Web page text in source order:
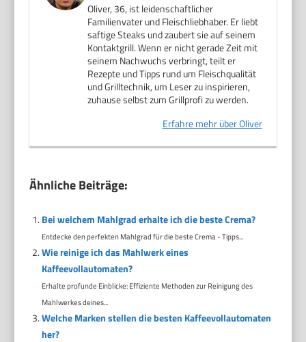
Oliver, 36, ist leidenschaftlicher
Familienvater und Fleischliebhaber. Er liebt
saftige Steaks und zaubert sie auf seinem
Kontaktgrill. Wenn er nicht gerade Zeit mit
seinem Nachwuchs verbringt, teilt er
Rezepte und Tipps rund um Fleischqualität
und Grilltechnik, um Leser zu inspirieren,
zuhause selbst zum Grillprofi zu werden.
Erfahre mehr über Oliver
Ähnliche Beiträge:
Bei welchem Mahlgrad erhalte ich die beste Crema?
Entdecke den perfekten Mahlgrad für die beste Crema - Tipps...
Wie reinige ich das Mahlwerk eines
Kaffeevollautomaten?
Erhalte profunde Einblicke: Effiziente Methoden zur Reinigung des
Mahlwerkes deines...
Welche Marken stellen die besten Kaffeevollautomaten
her?